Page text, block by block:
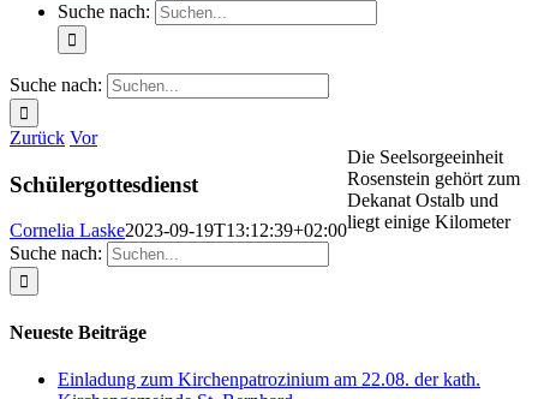
Suche nach:
Suche nach:
Zurück Vor
Schülergottesdienst
Cornelia Laske2023-09-19T13:12:39+02:00
Suche nach:
Neueste Beiträge
Einladung zum Kirchenpatrozinium am 22.08. der kath.
Die Seelsorgeeinheit
Rosenstein gehört zum
Dekanat Ostalb und
liegt einige Kilometer